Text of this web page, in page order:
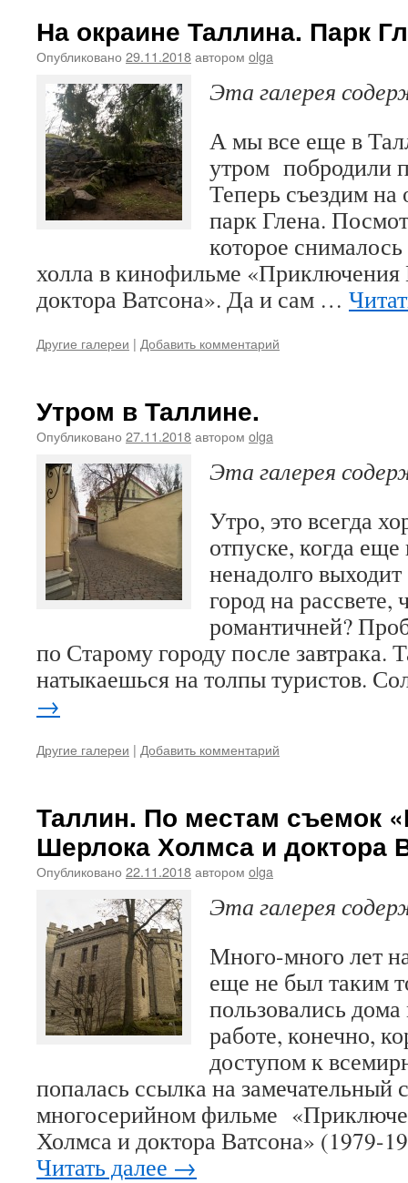
На окраине Таллина. Парк
Опубликовано 29.11.2018автором olga
Эта галерея
А мы все еще в
утром побродили
Теперь съездим на
парк Глена.
которое
холла в кинофильме
доктора Ватсона». Да и сам …
Другие галереи | Добавить комментарий
Утром в Таллине.
Опубликовано 27.11.2018автором olga
Эта галерея
Утро, это всегда
отпуске, когда
ненадолго
город на рассвете,
романтичней?
по Старому городу после завтрака.
натыкаешься на толпы туристов.
→
Другие галереи | Добавить комментарий
Таллин. По местам съемок
Шерлока Холмса и доктора
Опубликовано 22.11.2018автором olga
Эта галерея
Много-много лет
еще не был таким
пользовались
работе, конечно,
доступом к
попалась ссылка на замечательный
многосерийном фильме
Холмса и доктора Ватсона» (1979-
Читать далее →